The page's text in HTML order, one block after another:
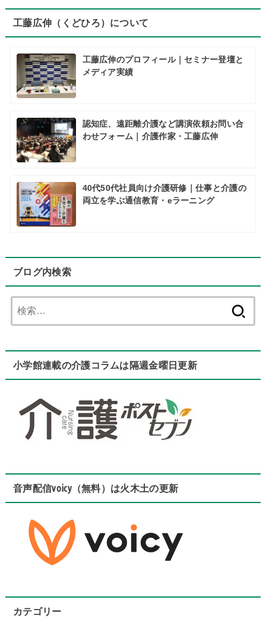
工藤広伸（くどひろ）について
工藤広伸のプロフィール｜セミナー登壇と
メディア実績
認知症、遠距離介護など講演依頼お問い合
わせフォーム｜介護作家・工藤広伸
40代50代社員向け介護研修｜仕事と介護の
両立を学ぶ通信教育・eラーニング
ブログ内検索
索:
小学館連載の介護コラムは隔週金曜日更新
音声配信voicy（無料）は火木土の更新
カテゴリー